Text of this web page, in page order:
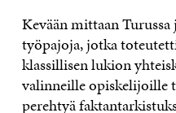
Kevään mittaan
työpajoja, jotka
klassillisen lukion
valinneille
perehtyä